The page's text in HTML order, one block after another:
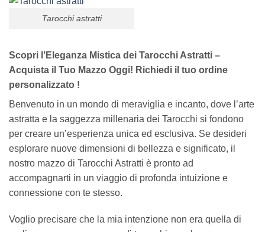
Tarocchi astratti
Scopri l’Eleganza Mistica dei Tarocchi Astratti –
Acquista il Tuo Mazzo Oggi! Richiedi il tuo ordine
personalizzato !
Benvenuto in un mondo di meraviglia e incanto, dove l’arte
astratta e la saggezza millenaria dei Tarocchi si fondono
per creare un’esperienza unica ed esclusiva. Se desideri
esplorare nuove dimensioni di bellezza e significato, il
nostro mazzo di Tarocchi Astratti è pronto ad
accompagnarti in un viaggio di profonda intuizione e
connessione con te stesso.
Voglio precisare che la mia intenzione non era quella di